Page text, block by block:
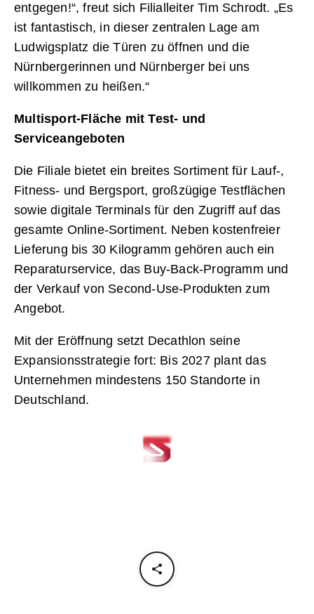
entgegen!“, freut sich Filialleiter Tim Schrodt. „Es
ist fantastisch, in dieser zentralen Lage am
Ludwigsplatz die Türen zu öffnen und die
Nürnbergerinnen und Nürnberger bei uns
willkommen zu heißen.“
Multisport-Fläche mit Test- und
Serviceangeboten
Die Filiale bietet ein breites Sortiment für Lauf-,
Fitness- und Bergsport, großzügige Testflächen
sowie digitale Terminals für den Zugriff auf das
gesamte Online-Sortiment. Neben kostenfreier
Lieferung bis 30 Kilogramm gehören auch ein
Reparaturservice, das Buy-Back-Programm und
der Verkauf von Second-Use-Produkten zum
Angebot.
Mit der Eröffnung setzt Decathlon seine
Expansionsstrategie fort: Bis 2027 plant das
Unternehmen mindestens 150 Standorte in
Deutschland.